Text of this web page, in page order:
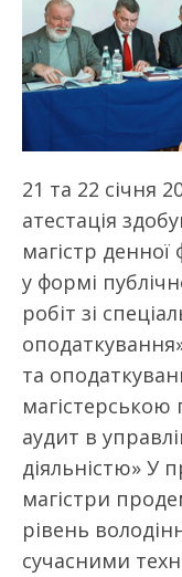
21 та 22 січня
атестація
магістр
у формі
робіт зі
та
аудит в
діяльністю» У
магістри
рівень
сучасними